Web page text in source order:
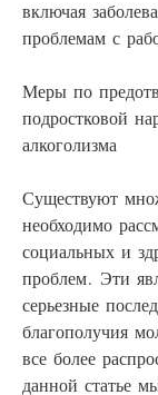
включая
проблемам с
Меры по
подростковой
алкоголизма
Существуют
необходимо
социальных и
проблем. Эти
серьезные
благополучия
все более
данной статье